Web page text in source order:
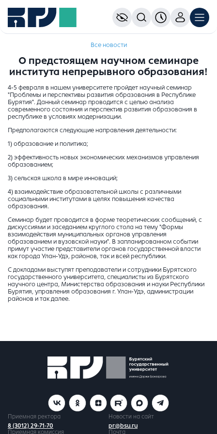
Все новости
О предстоящем научном семинаре
института непрерывного образования!
4-5 февраля в нашем университете пройдет научный семинар
"Проблемы и перспективы развития образования в Республике
Бурятия". Данный семинар проводится с целью анализа
современного состояния и перспектив развития образования в
республике в условиях модернизации.
Предполагаются следующие направления деятельности:
1) образование и политика;
2) эффективность новых экономических механизмов управления
образованием;
3) сельская школа в мире инноваций;
4) взаимодействие образовательной школы с различными
социальными институтами в целях повышения качества
образования.
Семинар будет проводится в форме теоретических сообщений, с
дискуссиями и заседанием круглого стола на тему "Формы
взаимодействия муниципальных органов управления
образованием и вузовской науки". В запланированном событии
примут участие представители органов государственной власти
как города Улан-Удэ, районов, так и всей республики.
С докладами выступят преподаватели и сотрудники Бурятского
государственного университета, специалисты из Бурятского
научного центра, Министерства образования и науки Республики
Бурятия, управления образования г. Улан-Удэ, администрации
районов и так далее.
Приемная ректора
8 (3012) 29-71-70
Новости на сайт
pr@bsu.ru
Приемная комиссия
Почта